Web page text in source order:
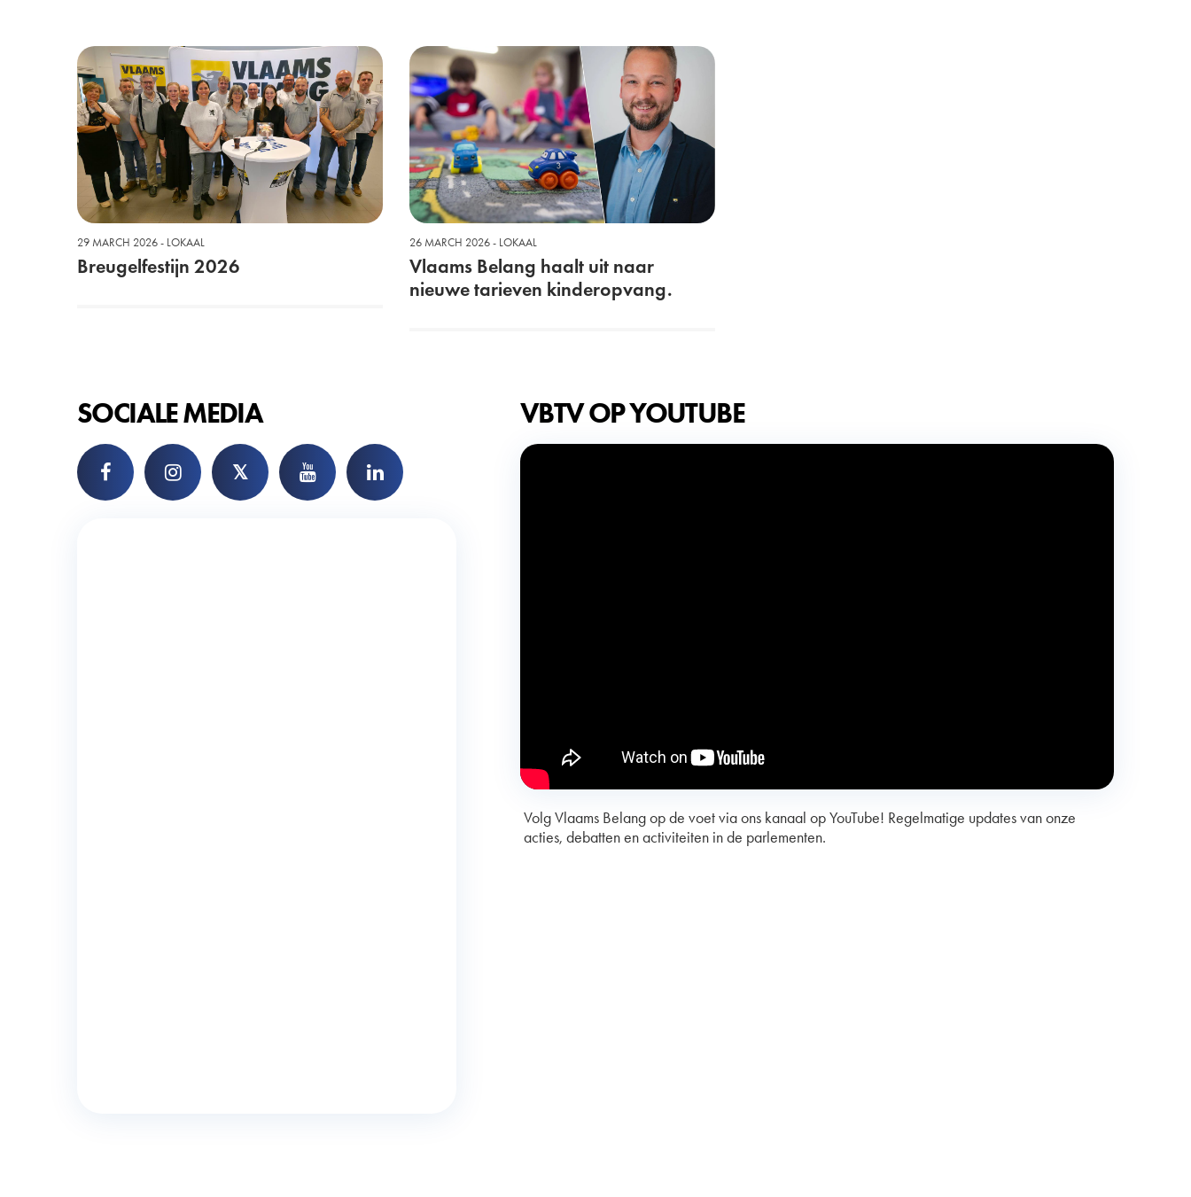
29 MARCH 2026 - LOKAAL
Breugelfestijn 2026
26 MARCH 2026 - LOKAAL
Vlaams Belang haalt uit naar
nieuwe tarieven kinderopvang.
SOCIALE MEDIA
𝕏
VBTV OP YOUTUBE
Volg Vlaams Belang op de voet via ons kanaal op YouTube! Regelmatige updates van onze
acties, debatten en activiteiten in de parlementen.